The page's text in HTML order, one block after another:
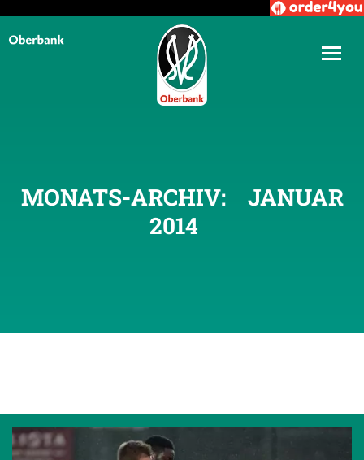
MONATS-ARCHIV:
JANUAR
2014